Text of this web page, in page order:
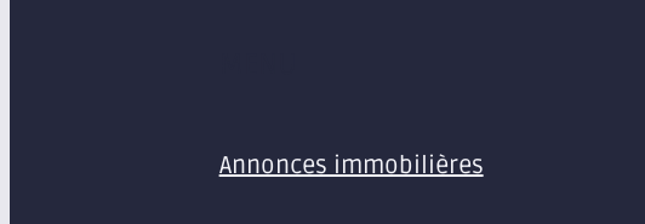
Annonces immobilières